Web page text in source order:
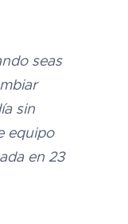
seas
sin
equipo
en 23